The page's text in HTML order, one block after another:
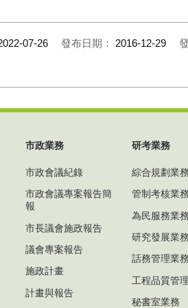
07-26 發布日期： 2016-12-29
市政業務
市政會議紀錄
市政會議專案報告簡
報
市長議會施政報告
議會專案報告
施政計畫
計畫與報告
研考業務
綜合規劃業務
管制考核業務
為民服務業務
研究發展業務
話務管理業務
工程品質管
秘書室業務